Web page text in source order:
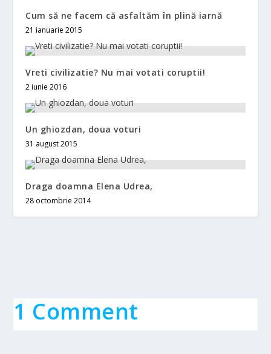
Cum să ne facem că asfaltăm în plină iarnă
21 ianuarie 2015
Vreti civilizatie? Nu mai votati coruptii!
2 iunie 2016
Un ghiozdan, doua voturi
31 august 2015
Draga doamna Elena Udrea,
28 octombrie 2014
1 Comment